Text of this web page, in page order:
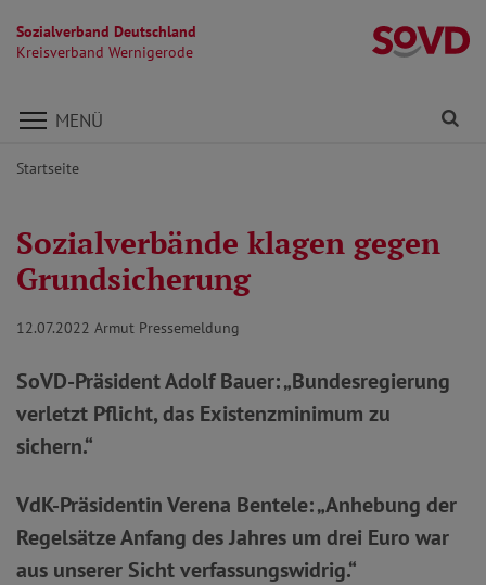
Sozialverband Deutschland
Kreisverband Wernigerode
Direkt zu den Inhalten springen
MENÜ
Startseite
Sozialverbände klagen gegen
Grundsicherung
12.07.2022 Armut Pressemeldung
SoVD-Präsident Adolf Bauer: „Bundesregierung
verletzt Pflicht, das Existenzminimum zu
sichern.“
VdK-Präsidentin Verena Bentele: „Anhebung der
Regelsätze Anfang des Jahres um drei Euro war
aus unserer Sicht verfassungswidrig.“